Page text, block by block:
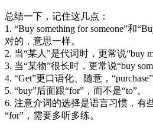
总结一下，记住这几点：
1. “Buy something for someone”和
对的，意思一样。
2. 当“某人”是代词时，更常说“buy
3. 当“某物”很长时，更常说“buy
4. “Get”更口语化、随意，
5. “buy”后面跟“for”，而不是“to”。
6. 注意介词的选择是语言习惯，有
“for”，需要多听多练。